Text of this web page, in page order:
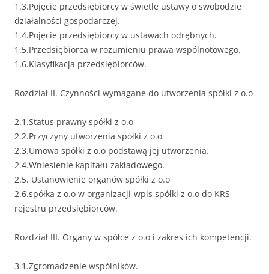
1.3.Pojęcie przedsiębiorcy w świetle ustawy o swobodzie
działalności gospodarczej.
1.4.Pojęcie przedsiębiorcy w ustawach odrębnych.
1.5.Przedsiębiorca w rozumieniu prawa wspólnotowego.
1.6.Klasyfikacja przedsiębiorców.
Rozdział II. Czynności wymagane do utworzenia spółki z o.o
2.1.Status prawny spółki z o.o
2.2.Przyczyny utworzenia spółki z o.o
2.3.Umowa spółki z o.o podstawą jej utworzenia.
2.4.Wniesienie kapitału zakładowego.
2.5. Ustanowienie organów spółki z o.o
2.6.spółka z o.o w organizacji-wpis spółki z o.o do KRS –
rejestru przedsiębiorców.
Rozdział III. Organy w spółce z o.o i zakres ich kompetencji.
3.1.Zgromadzenie wspólników.